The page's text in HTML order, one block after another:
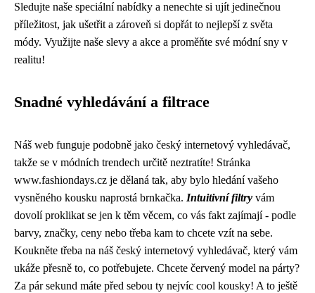
Sledujte naše speciální nabídky a nenechte si ujít jedinečnou
příležitost, jak ušetřit a zároveň si dopřát to nejlepší z světa
módy. Využijte naše slevy a akce a proměňte své módní sny v
realitu!
Snadné vyhledávání a filtrace
Náš web funguje podobně jako český internetový vyhledávač,
takže se v módních trendech určitě neztratíte! Stránka
www.fashiondays.cz je dělaná tak, aby bylo hledání vašeho
vysněného kousku naprostá brnkačka. Intuitivní filtry vám
dovolí proklikat se jen k těm věcem, co vás fakt zajímají - podle
barvy, značky, ceny nebo třeba kam to chcete vzít na sebe.
Koukněte třeba na náš český internetový vyhledávač, který vám
ukáže přesně to, co potřebujete. Chcete červený model na párty?
Za pár sekund máte před sebou ty nejvíc cool kousky! A to ještě